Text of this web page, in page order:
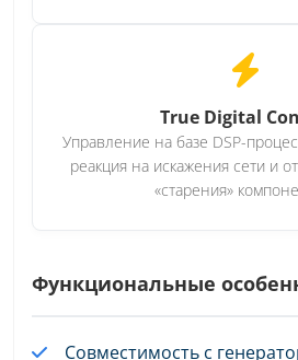
True Digital
Управление на базе DSP-
реакция на искажения сети и
«старения»
Функциональные
Совместимость с